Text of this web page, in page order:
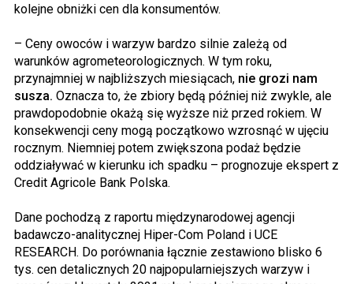
kolejne obniżki cen dla konsumentów.
– Ceny owoców i warzyw bardzo silnie zależą od
warunków agrometeorologicznych. W tym roku,
przynajmniej w najbliższych miesiącach, nie grozi nam
susza. Oznacza to, że zbiory będą później niż zwykle, ale
prawdopodobnie okażą się wyższe niż przed rokiem. W
konsekwencji ceny mogą początkowo wzrosnąć w ujęciu
rocznym. Niemniej potem zwiększona podaż będzie
oddziaływać w kierunku ich spadku – prognozuje ekspert z
Credit Agricole Bank Polska.
Dane pochodzą z raportu międzynarodowej agencji
badawczo-analitycznej Hiper-Com Poland i UCE
RESEARCH. Do porównania łącznie zestawiono blisko 6
tys. cen detalicznych 20 najpopularniejszych warzyw i